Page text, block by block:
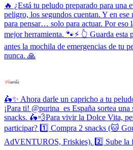
🔥 ¿Está tu peludo preparado para una
peligro, los segundos cuentan. Y en
para pensar… solo para actuar. Por eso
mejor herramienta. 🐾⚡ 👆 Guarda
antes la mochila de emergencias de tu
nunca. 🙏
🛵✨ Ahora darle un capricho a tu
¡Para ti! @purina_es España sortea
snacks. 🛵💨Para vivir la Dolce Vita,
participar? 1️⃣ Compra 2 snacks (🐱
AdVENTUROS, Friskies). 2️⃣ Sube la